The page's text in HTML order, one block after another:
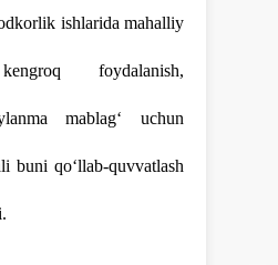
ishlarida mahalliy
foydalanish,
mablag‘ uchun
buni qo‘llab-quvvatlash